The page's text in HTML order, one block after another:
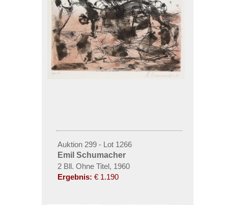
Auktion 299 - Lot 1266
Emil Schumacher
2 Bll. Ohne Titel, 1960
Ergebnis: € 1.190